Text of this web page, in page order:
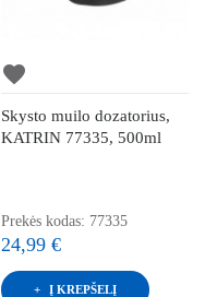
favorite
Skysto muilo dozatorius,
KATRIN 77335, 500ml
Prekės kodas: 77335
24,99 €
Į KREPŠELĮ